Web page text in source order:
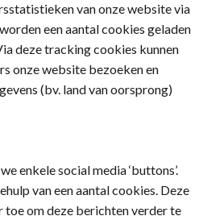
van onze website via
een aantal cookies geladen
deze tracking cookies kunnen
onze website bezoeken en
(bv. land van oorsprong)
enkele social media ‘buttons’.
van een aantal cookies. Deze
om deze berichten verder te